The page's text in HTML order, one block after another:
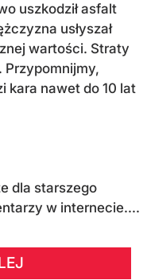
uszkodził asfalt
usłyszał
wartości. Straty
Przypomnijmy,
kara nawet do 10 lat
dla starszego
w internecie....